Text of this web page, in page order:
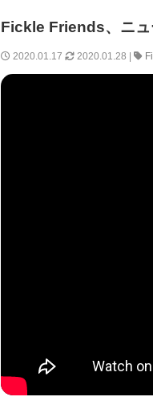
Fickle Friends、ニュ
2020.01.17 2020.01.28 |